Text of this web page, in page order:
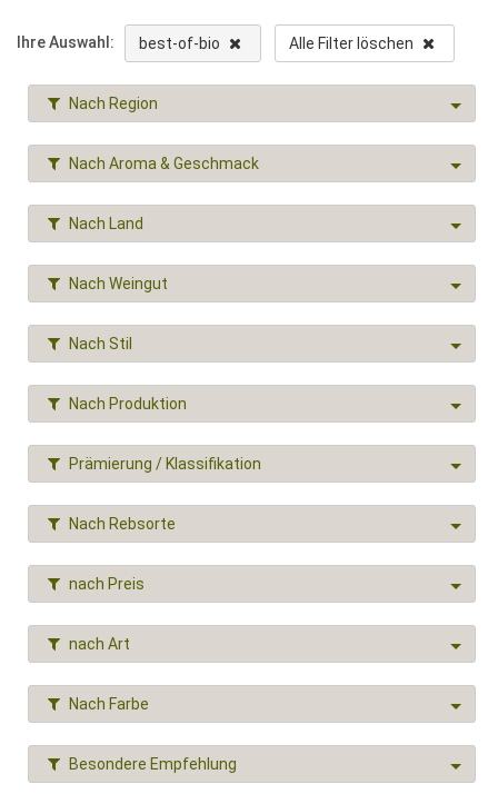
Ihre Auswahl: best-of-bio Alle Filter löschen
Nach Region
Nach Aroma & Geschmack
Nach Land
Nach Weingut
Nach Stil
Nach Produktion
Prämierung / Klassifikation
Nach Rebsorte
nach Preis
nach Art
Nach Farbe
Besondere Empfehlung